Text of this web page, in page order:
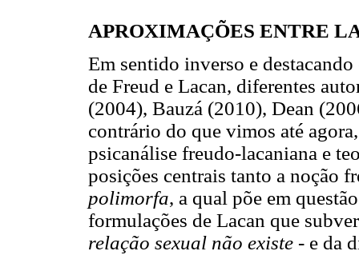
APROXIMAÇÕES ENTRE
Em sentido inverso e
de Freud e Lacan, diferentes
(2004), Bauzá (2010), Dean
contrário do que vimos até
psicanálise freudo-lacaniana e
posições centrais tanto a noção
polimorfa, a qual põe em
formulações de Lacan que
relação sexual não existe - e da